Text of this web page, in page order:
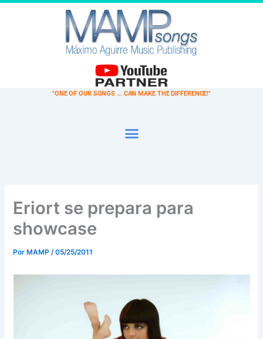
Ir
"ONE OF OUR SONGS ... CAN MAKE THE DIFFERENCE!"
Eriort se prepara para
showcase
PorMAMP /05/25/2011